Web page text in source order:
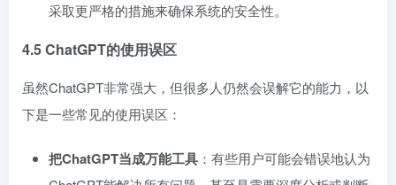
采取更严格的措施来确保系统的安全性。
4.5 ChatGPT的使用误区
虽然ChatGPT非常强大，但很多人仍然会误解它的能力，以
下是一些常见的使用误区：
把ChatGPT当成万能工具 ：有些用户可能会错误地认为